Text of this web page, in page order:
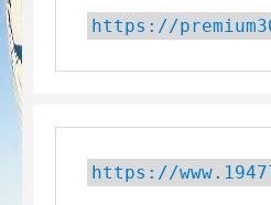
https://
https://